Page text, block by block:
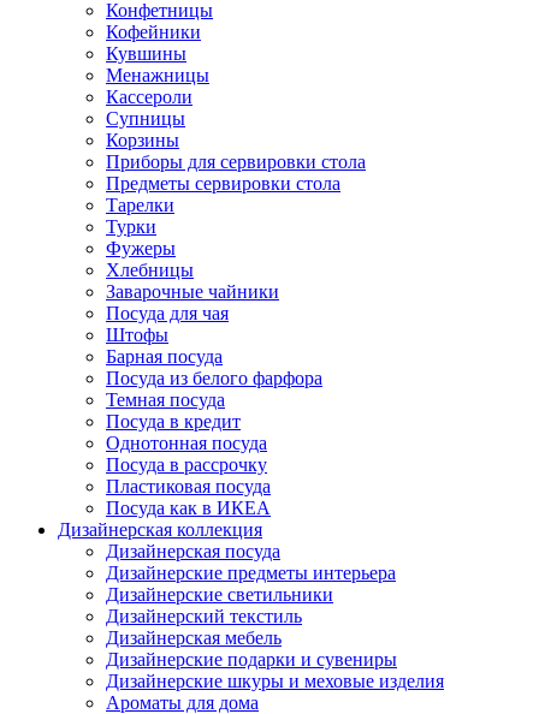
Конфетницы
Кофейники
Кувшины
Менажницы
Кассероли
Супницы
Корзины
Приборы для сервировки стола
Предметы сервировки стола
Тарелки
Турки
Фужеры
Хлебницы
Заварочные чайники
Посуда для чая
Штофы
Барная посуда
Посуда из белого фарфора
Темная посуда
Посуда в кредит
Однотонная посуда
Посуда в рассрочку
Пластиковая посуда
Посуда как в ИКЕА
Дизайнерская коллекция
Дизайнерская посуда
Дизайнерские предметы интерьера
Дизайнерские светильники
Дизайнерский текстиль
Дизайнерская мебель
Дизайнерские подарки и сувениры
Дизайнерские шкуры и меховые изделия
Ароматы для дома